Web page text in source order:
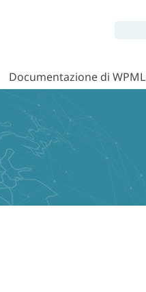
Documentazione di WPML